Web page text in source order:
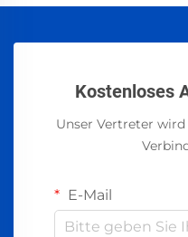
Kostenloses
Unser Vertreter
E-Mail